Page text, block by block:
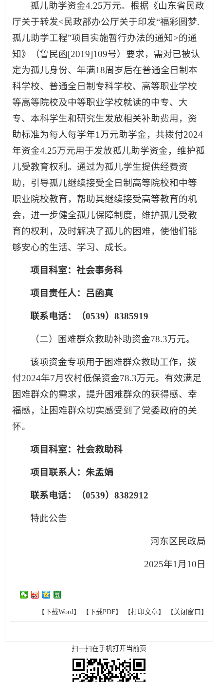
孤儿助学资金4.25万元。根据《山东省民政
厅关于转发<民政部办公厅关于印发“福彩圆梦.
孤儿助学工程”项目实施暂行办法的通知>的通
知》（鲁民函[2019]109号）要求，需对已被认
定为孤儿身份、年满18周岁后在普通全日制本
科学校、普通全日制专科学校、高等职业学校
等高等院校及中等职业学校就读的中专、大
专、本科学生和研究生发放相关补助费用，资
助标准为每人每学年1万元助学金，共拨付2024
年资金4.25万元用于发放孤儿助学资金，维护孤
儿受教育权利。通过为孤儿学生提供经费资
助，引导孤儿继续接受全日制高等院校和中等
职业院校教育，帮助其继续接受高等教育的机
会，进一步健全孤儿保障制度，维护孤儿受教
育的权利，及时解决了孤儿的困难，使他们能
够安心的生活、学习、成长。
项目科室：社会事务科
项目责任人：吕函真
联系电话：（0539）8385919
（二）困难群众救助补助资金78.3万元。
该项资金专项用于困难群众救助工作，拨
付2024年7月农村低保资金78.3万元。有效满足
困难群众的需求，提升困难群众的获得感、幸
福感，让困难群众切实感受到了党委政府的关
怀。
项目科室：社会救助科
项目联系人：朱孟娟
联系电话：（0539）8382912
特此公告
河东区民政局
2025年1月10日
【下载Word】 【下载PDF】 【打印文章】 【关闭窗口】
扫一扫在手机打开当前页